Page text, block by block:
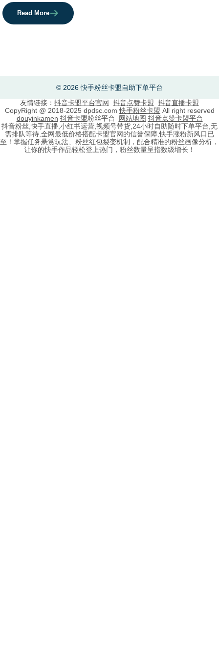
Read More
© 2026 快手粉丝卡盟自助下单平台
友情链接： 抖音卡盟平台官网 抖音点赞卡盟 抖音直播卡盟
CopyRight @ 2018-2025 dpdsc.com快手粉丝卡盟 All right reserved
douyinkamen 抖音卡盟粉丝平台 网站地图 抖音点赞卡盟平台
抖音粉丝,快手直播,小红书运营,视频号带货,24小时自助随时下单平台,无
需排队等待,全网最低价格搭配卡盟官网的信誉保障,快手涨粉新风口已
至！掌握任务悬赏玩法、粉丝红包裂变机制，配合精准的粉丝画像分析，
让你的快手作品轻松登上热门，粉丝数量呈指数级增长！